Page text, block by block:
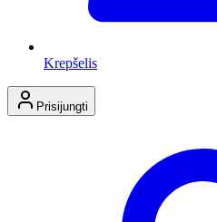
Krepšelis
Prisijungti